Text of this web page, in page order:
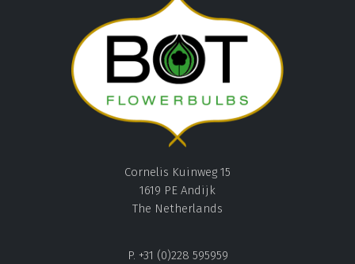
Cornelis Kuinweg 15
1619 PE Andijk
The Netherlands
P. +31 (0)228 595959